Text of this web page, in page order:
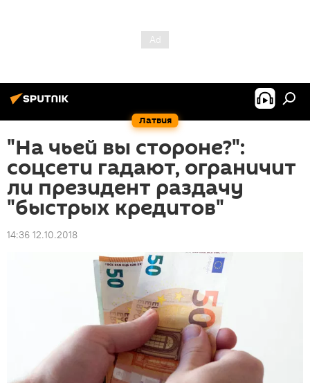
Латвия
"На чьей вы стороне?":
соцсети гадают, ограничит
ли президент раздачу
"быстрых кредитов"
14:36 12.10.2018